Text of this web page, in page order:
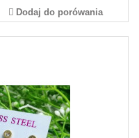
Dodaj do porówania